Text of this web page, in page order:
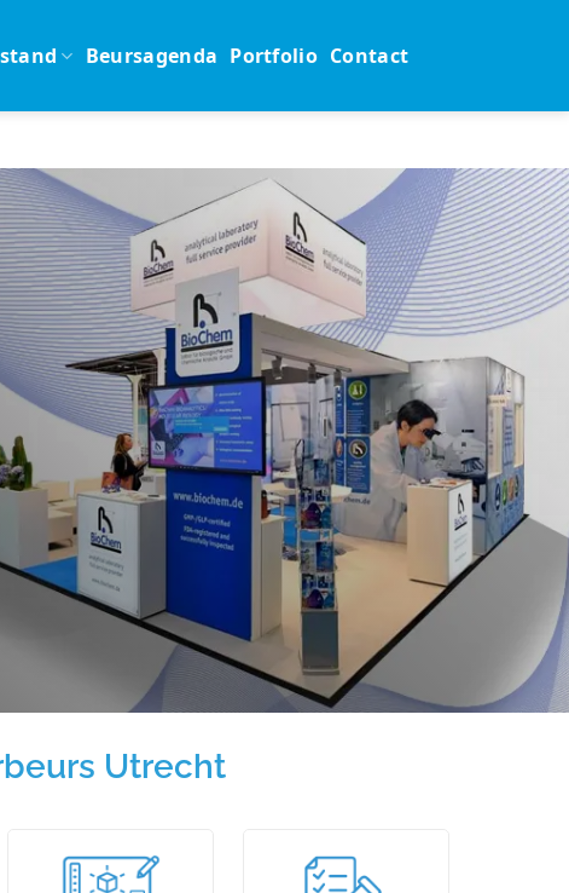
Beursagenda Portfolio Contact
Utrecht